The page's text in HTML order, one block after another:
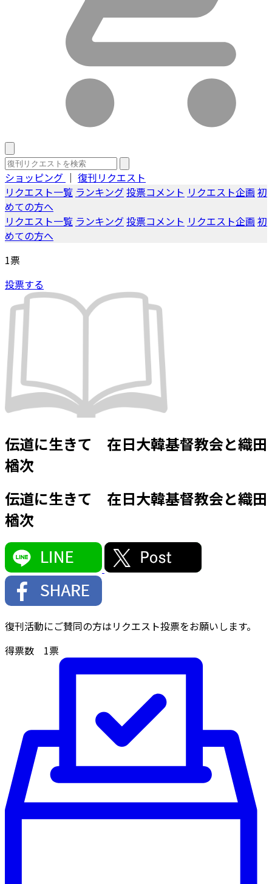
ショッピング ｜ 復刊リクエスト
リクエスト一覧 ランキング投票コメント リクエスト企画 初
めての方へ
リクエスト一覧 ランキング投票コメント リクエスト企画 初
めての方へ
1票
投票する
伝道に生きて 在日大韓基督教会と織田
楢次
伝道に生きて 在日大韓基督教会と織田
楢次
復刊活動にご賛同の方はリクエスト投票をお願いします。
得票数 1票